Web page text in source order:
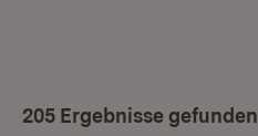
205 Ergebnisse gefunden